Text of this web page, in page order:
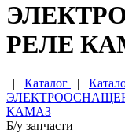
РЕЛЕ
| Каталог |
КАМАЗ
Б/у запчасти